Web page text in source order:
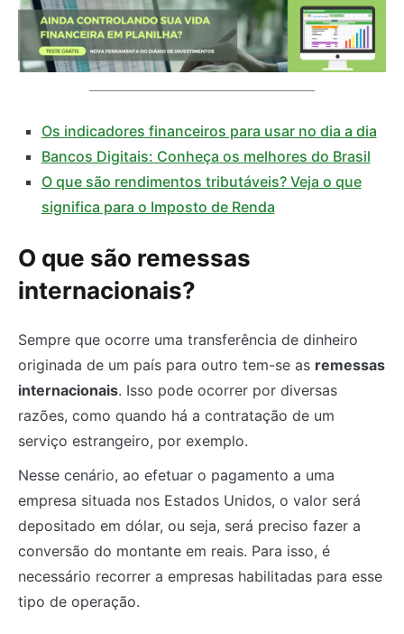
Os indicadores financeiros para usar no dia a dia
Bancos Digitais: Conheça os melhores do Brasil
O que são rendimentos tributáveis? Veja o que
significa para o Imposto de Renda
O que são remessas
internacionais?
Sempre que ocorre uma transferência de dinheiro
originada de um país para outro tem-se as remessas
internacionais. Isso pode ocorrer por diversas
razões, como quando há a contratação de um
serviço estrangeiro, por exemplo.
Nesse cenário, ao efetuar o pagamento a uma
empresa situada nos Estados Unidos, o valor será
depositado em dólar, ou seja, será preciso fazer a
conversão do montante em reais. Para isso, é
necessário recorrer a empresas habilitadas para esse
tipo de operação.